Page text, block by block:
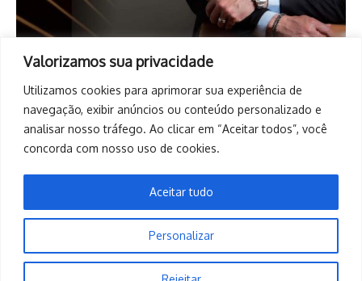
Valorizamos sua privacidade
Utilizamos cookies para aprimorar sua experiência de
navegação, exibir anúncios ou conteúdo personalizado e
analisar nosso tráfego. Ao clicar em “Aceitar todos”, você
concorda com nosso uso de cookies.
Personalizar
Aceitar tudo
Copyright © 2026. Todos os direitos reservados. | Desenvolvido